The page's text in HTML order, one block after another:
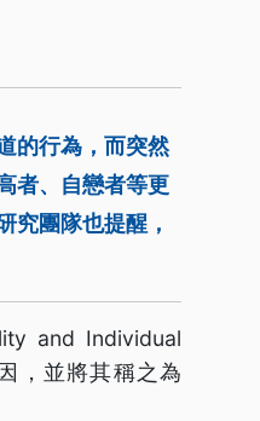
的行為，而突然
者、自戀者等更
究團隊也提醒，
and Individual
，並將其稱之為